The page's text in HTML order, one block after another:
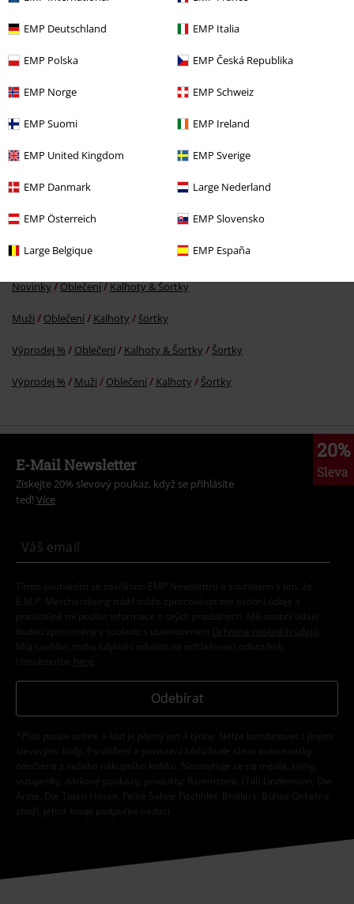
EMP Deutschland EMP Italia
EMP Polska EMP Česká Republika
EMP Norge EMP Schweiz
EMP Suomi EMP Ireland
EMP United Kingdom EMP Sverige
EMP Danmark Large Nederland
EMP Österreich EMP Slovensko
Large Belgique EMP España
Oblečení & doplňky Šortky
Novinky Oblečení Kalhoty & Šortky
Muži Oblečení Kalhoty šortky
Výprodej % Oblečení Kalhoty & Šortky Šortky
Výprodej % Muži Oblečení Kalhoty Šortky
20%
Sleva
E-Mail Newsletter
Získejte 20% slevový poukaz, když se přihlásíte
teď! Více
Tímto souhlasím se zasíláním EMP Newslettru a souhlasím s tím, že
E.M.P. Merchandising mbH může zpracovávat mé osobní údaje a
pravidelně mi posílat informace o svých produktech. Mé osobní údaje
budou zpracovány v souladu s ustanoveními
Ochrana osobních údajů
Můj souhlas mohu kdykoliv odvolat na odhlašovací odkaz/link.
Unsubscribe here
Odebírat
*Platí pouze online a kód je platný jen 4 týdny. Nelze kombinovat s jinými
slevovými kódy. Po vložení a potvrzení kódu bude sleva automaticky
odečtena z vašeho nákupního košíku. Nevztahuje se na média, knihy,
vstupenky, dárkové poukazy, produkty: Rammstein, (Till) Lindemann, Die
Ärzte, Die Toten Hosen, Feine Sahne Fischfilet, Broilers, Böhse Onkelz a
zboží, jehož koupí podpoříte nadaci.